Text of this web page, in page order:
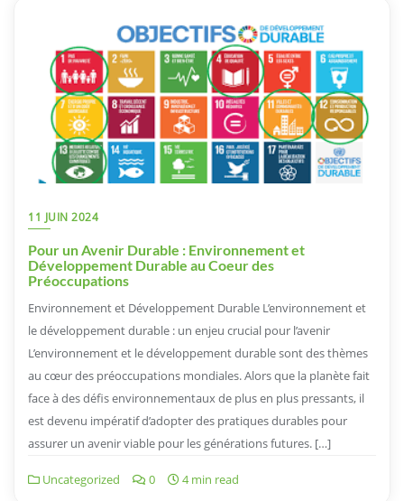
11 JUIN 2024
Pour un Avenir Durable : Environnement et
Développement Durable au Coeur des
Préoccupations
Environnement et Développement Durable L’environnement et
le développement durable : un enjeu crucial pour l’avenir
L’environnement et le développement durable sont des thèmes
au cœur des préoccupations mondiales. Alors que la planète fait
face à des défis environnementaux de plus en plus pressants, il
est devenu impératif d’adopter des pratiques durables pour
assurer un avenir viable pour les générations futures. […]
Uncategorized 0 4 min read